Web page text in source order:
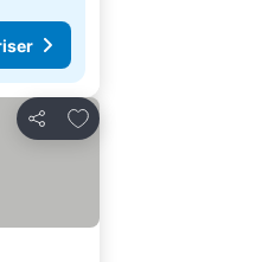
Del
Føj til favoritter